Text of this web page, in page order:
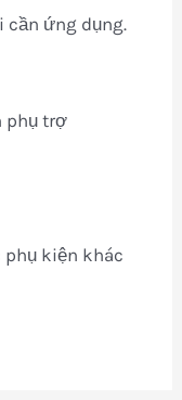
cần ứng dụng.
phụ trợ
phụ kiện khác